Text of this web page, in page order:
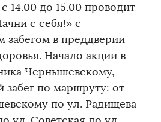
14.00 до 15.00 проводит
с себя!» с
забегом в преддверии
Начало акции в
Чернышевскому,
забег по маршруту: от
по ул. Радищева